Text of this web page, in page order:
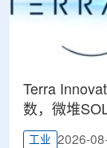
Terra
数，微堆
工业 2026-